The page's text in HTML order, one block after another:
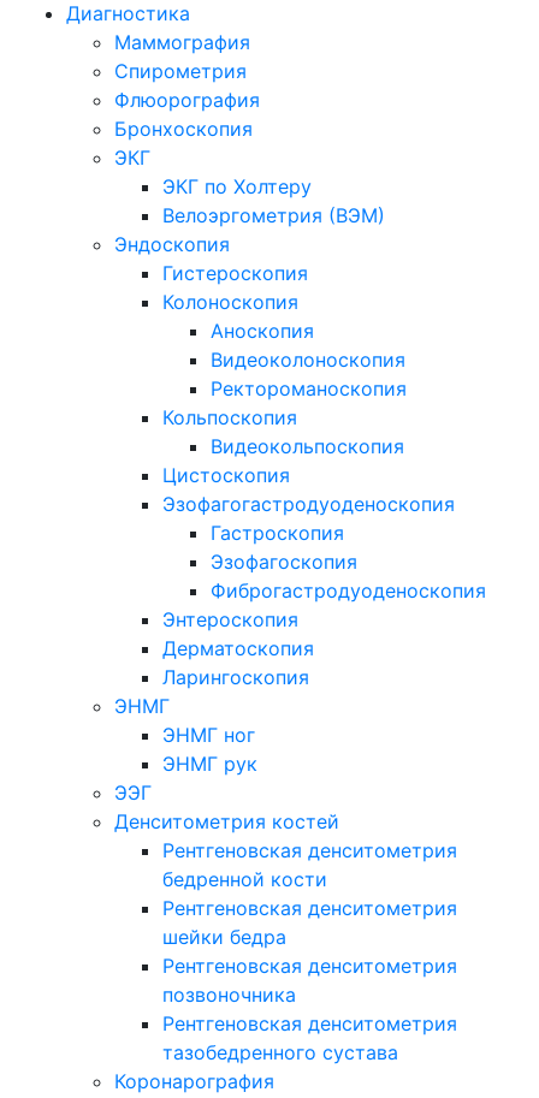
Диагностика
Маммография
Спирометрия
Флюорография
Бронхоскопия
ЭКГ
ЭКГ по Холтеру
Велоэргометрия (ВЭМ)
Эндоскопия
Гистероскопия
Колоноскопия
Аноскопия
Видеоколоноскопия
Ректороманоскопия
Кольпоскопия
Видеокольпоскопия
Цистоскопия
Эзофагогастродуоденоскопия
Гастроскопия
Эзофагоскопия
Фиброгастродуоденоскопия
Энтероскопия
Дерматоскопия
Ларингоскопия
ЭНМГ
ЭНМГ ног
ЭНМГ рук
ЭЭГ
Денситометрия костей
Рентгеновская денситометрия
бедренной кости
Рентгеновская денситометрия
шейки бедра
Рентгеновская денситометрия
позвоночника
Рентгеновская денситометрия
тазобедренного сустава
Коронарография